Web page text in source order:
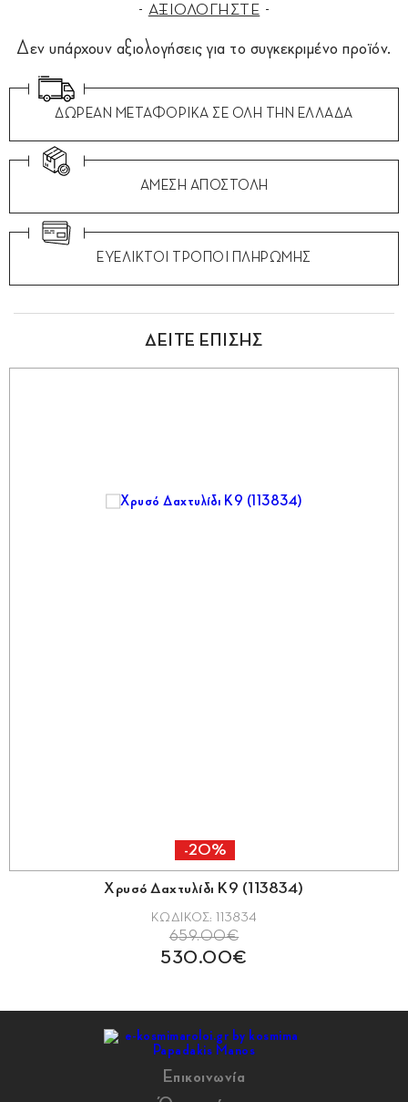
ΑΞΙΟΛΟΓΗΣΤΕ
Δεν υπάρχουν αξιολογήσεις για το συγκεκριμένο προϊόν.
ΔΩΡΕΑΝ ΜΕΤΑΦΟΡΙΚΑ ΣΕ ΟΛΗ ΤΗΝ ΕΛΛΑΔΑ
ΑΜΕΣΗ ΑΠΟΣΤΟΛΗ
ΕΥΕΛΙΚΤΟΙ ΤΡΟΠΟΙ ΠΛΗΡΩΜΗΣ
ΔΕΙΤΕ ΕΠΙΣΗΣ
-20%
Χρυσό Δαχτυλίδι Κ9 (113834)
ΚΩΔΙΚΟΣ: 113834
659.00€
530.00€
Επικοινωνία